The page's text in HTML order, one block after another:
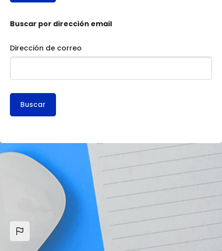
Buscar por dirección email
Dirección de correo